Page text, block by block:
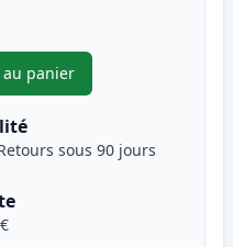
panier
,Pack de 2 Canon PGI-
sous 90 jours